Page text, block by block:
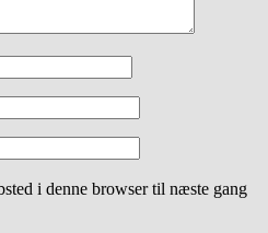
i denne browser til næste gang